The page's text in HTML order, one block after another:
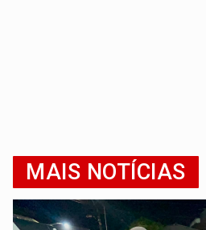
MAIS NOTÍCIAS